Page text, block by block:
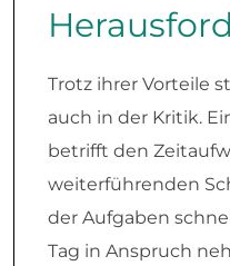
Trotz ihrer Vorteile
auch in der Kritik.
betrifft den
weiterführenden
der Aufgaben
Tag in Anspruch